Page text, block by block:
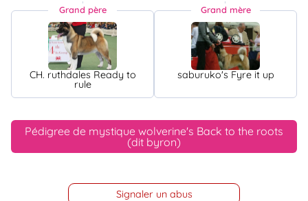
Grand père
CH. ruthdales Ready to
rule
Grand mère
saburuko's Fyre it up
Pédigree de mystique wolverine's Back to the roots
(dit byron)
Signaler un abus